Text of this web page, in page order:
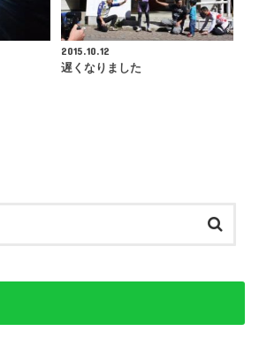
2015.10.12
遅くなりました